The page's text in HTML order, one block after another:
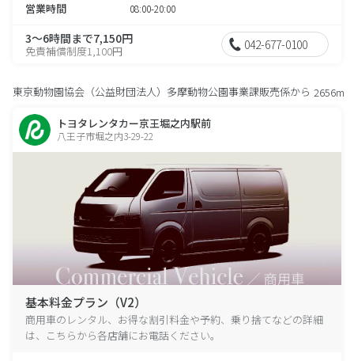
営業時間 08:00-20:00
3～6時間まで7,150円
免責補償制度1,100円 042-677-0100
東京動物園協会（公益財団法人）多摩動物公園事業課販売係から 2656m
トヨタレンタカー京王堀之内駅前
八王子市堀之内3-29-22
基本料金プラン（V2）
商用車のレンタル、お得な割引料金や予約、乗り捨てなどの詳細
は、こちらから各店舗にお電話ください。